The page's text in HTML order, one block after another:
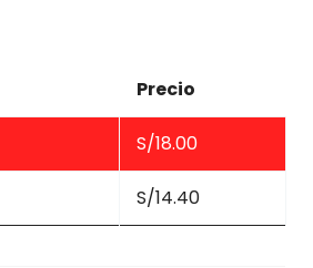
Precio
S/18.00
S/14.40